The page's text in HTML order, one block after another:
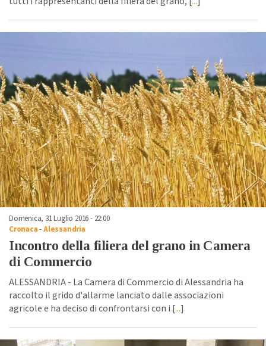
Domenica, 31 Luglio 2016 - 22:00
Cronaca-Alessandria
Incontro della filiera del grano in Camera
di Commercio
ALESSANDRIA - La Camera di Commercio di Alessandria ha
raccolto il grido d'allarme lanciato dalle associazioni
agricole e ha deciso di confrontarsi con i [...]